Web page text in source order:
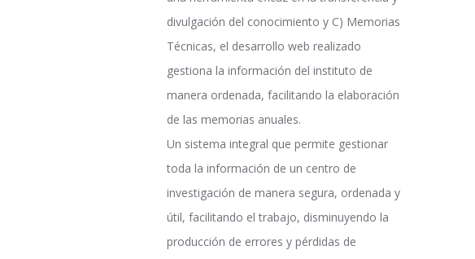
divulgación del conocimiento y C) Memorias
Técnicas, el desarrollo web realizado
gestiona la información del instituto de
manera ordenada, facilitando la elaboración
de las memorias anuales.
Un sistema integral que permite gestionar
toda la información de un centro de
investigación de manera segura, ordenada y
útil, facilitando el trabajo, disminuyendo la
producción de errores y pérdidas de